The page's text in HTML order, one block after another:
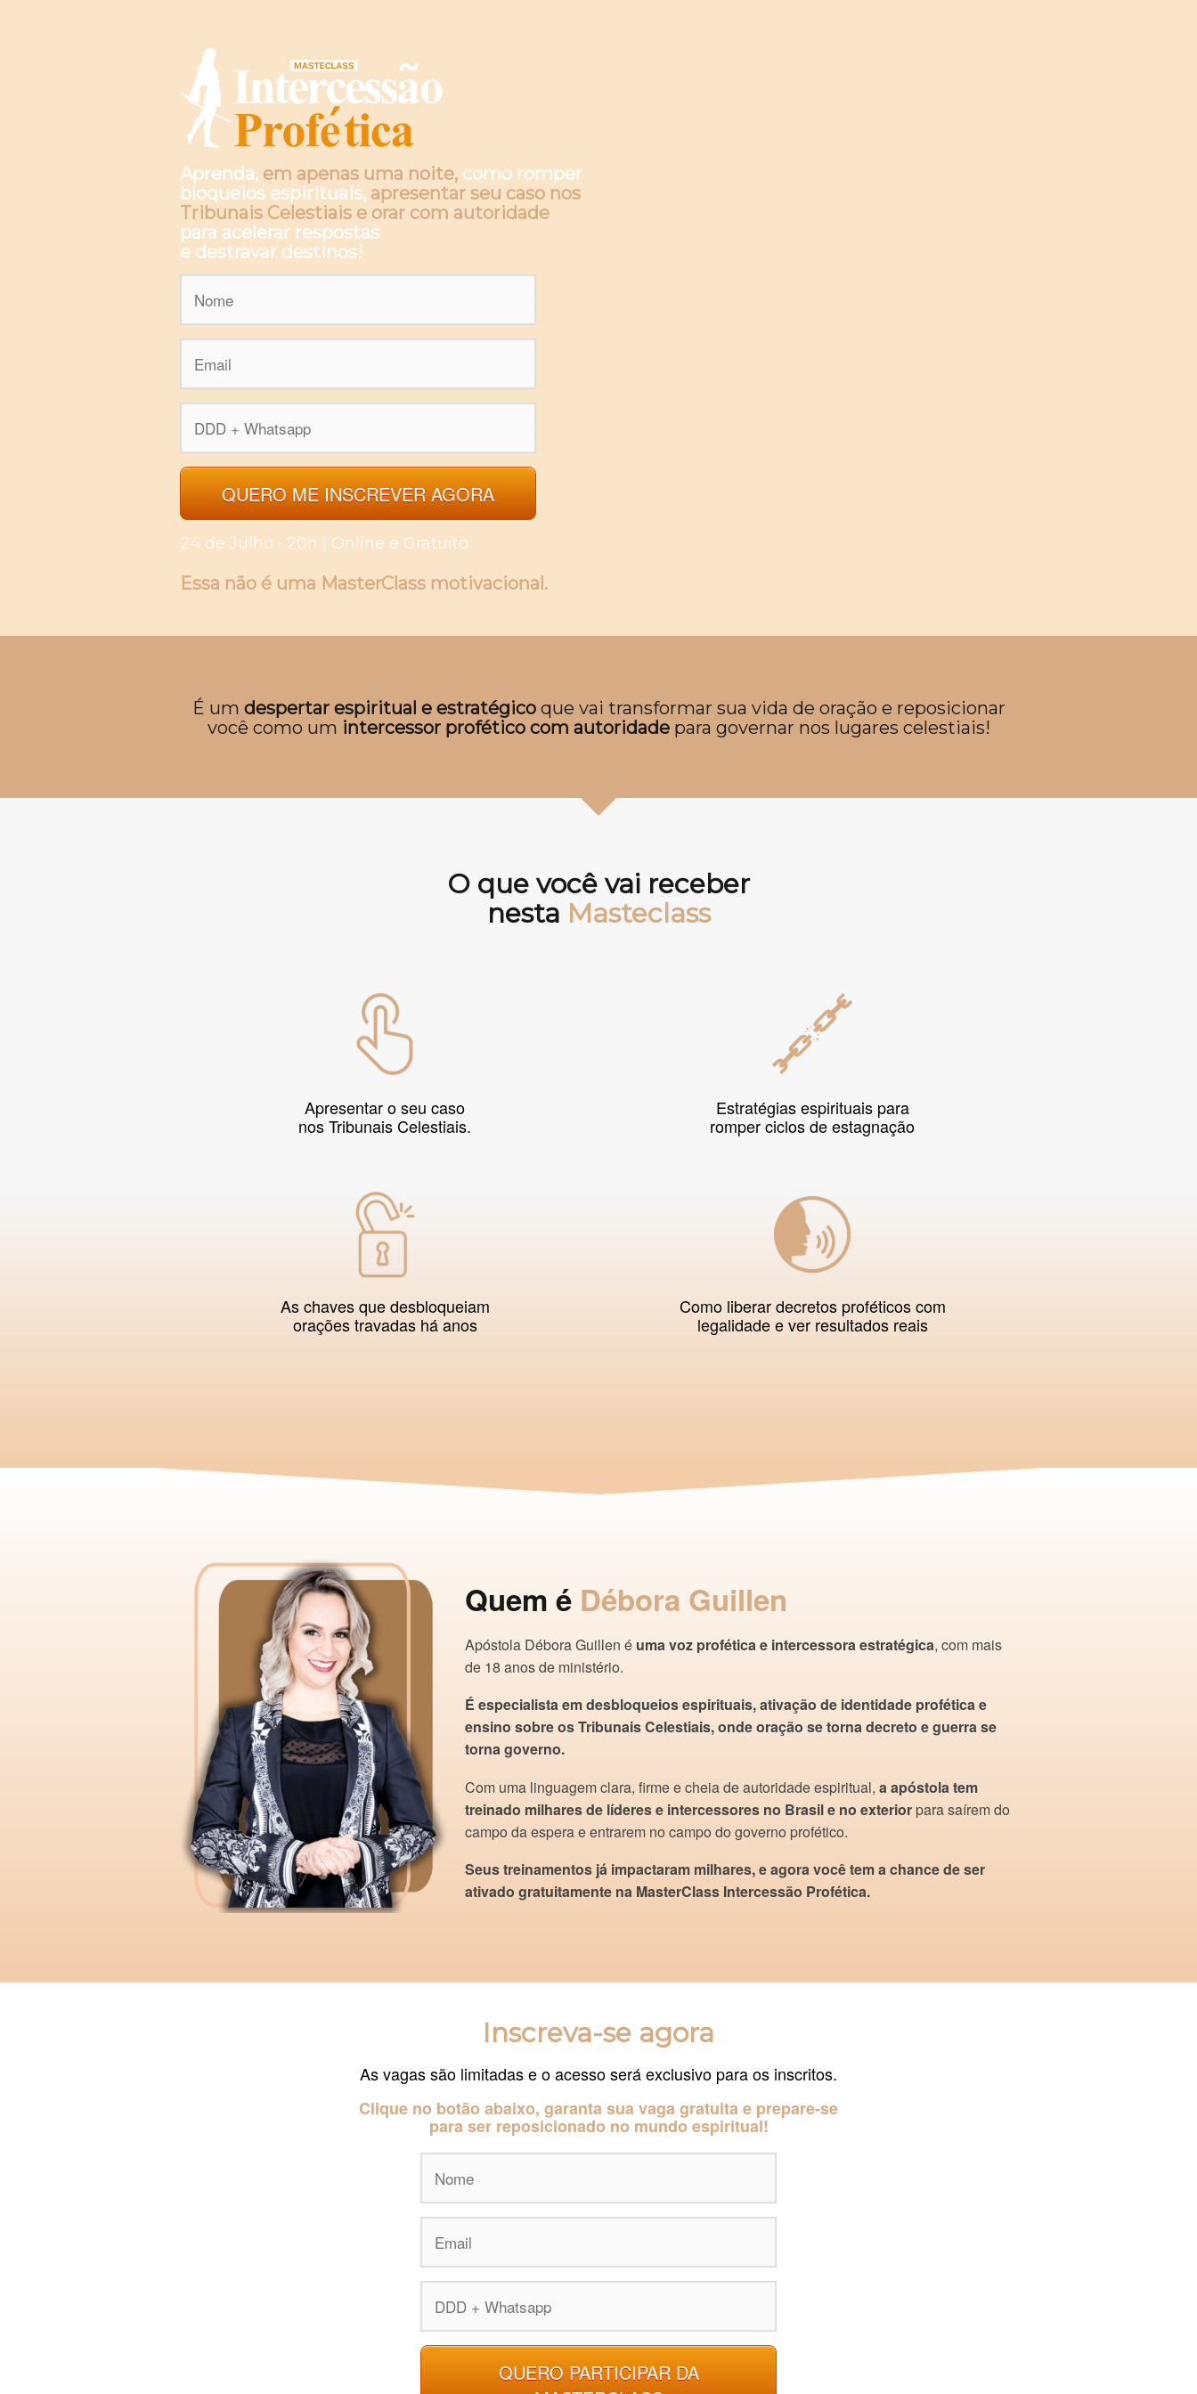
Aprenda, em apenas uma noite, como romper
bloqueios espirituais, apresentar seu caso nos
Tribunais Celestiais e orar com autoridade
para acelerar respostas
e destravar destinos!
QUERO ME INSCREVER AGORA
24 de Julho • 20h | Online e Gratuito
Essa não é uma MasterClass motivacional.
É um despertar espiritual e estratégicoque vai transformar sua vida de oração e reposicionar
você como um intercessor profético com autoridadepara governar nos lugares celestiais!
O que você vai receber
nesta Masteclass
Apresentar o seu caso
nos Tribunais Celestiais.
Estratégias espirituais para
romper ciclos de estagnação
As chaves que desbloqueiam
orações travadas há anos
Como liberar decretos proféticos com
legalidade e ver resultados reais
Quem é Débora Guillen
Apóstola Débora Guillen é uma voz profética e intercessora estratégica, com mais
de 18 anos de ministério.
É especialista em desbloqueios espirituais, ativação de identidade profética e
ensino sobre os Tribunais Celestiais, onde oração se torna decreto e guerra se
torna governo.
Com uma linguagem clara, firme e cheia de autoridade espiritual, a apóstola tem
treinado milhares de líderes e intercessores no Brasil e no exterior para saírem do
campo da espera e entrarem no campo do governo profético.
Seus treinamentos já impactaram milhares, e agora você tem a chance de ser
ativado gratuitamente na MasterClass Intercessão Profética.
Inscreva-se agora
As vagas são limitadas e o acesso será exclusivo para os inscritos.
Clique no botão abaixo, garanta sua vaga gratuita e prepare-se
para ser reposicionado no mundo espiritual!
QUERO PARTICIPAR DA